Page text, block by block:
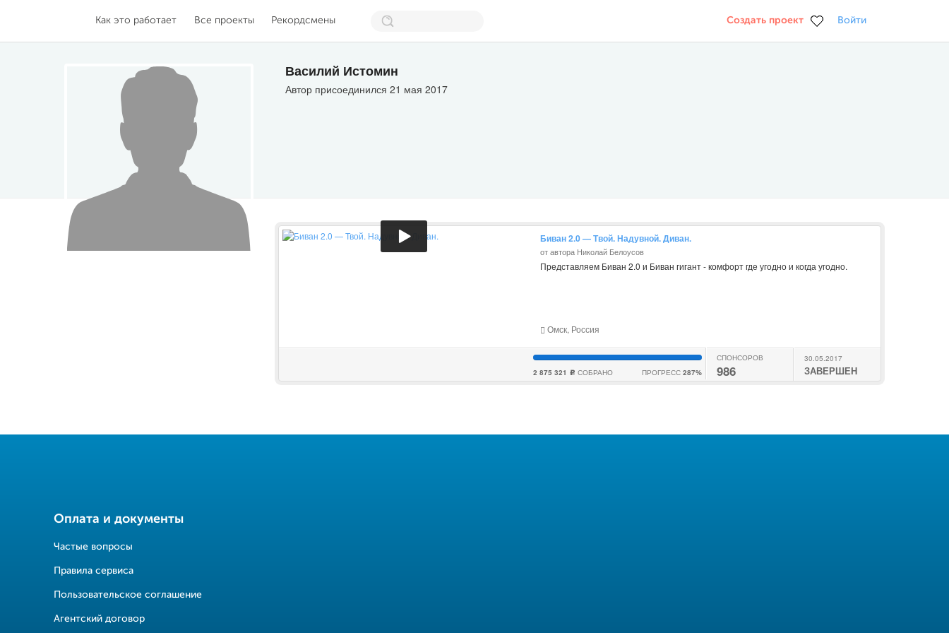
Как это работает Все проекты Рекордсмены Создать проект Войти
Василий Истомин
Автор присоединился 21 мая 2017
Биван 2.0 — Твой. Надувной. Диван.
от автора Николай Белоусов
Представляем Биван 2.0 и Биван гигант - комфорт где угодно и когда угодно.
Омск, Россия
2 875 321 c СОБРАНО ПРОГРЕСС 287%
СПОНСОРОВ
986
30.05.2017
ЗАВЕРШЕН
Оплата и документы
Частые вопросы
Правила сервиса
Пользовательское соглашение
Агентский договор